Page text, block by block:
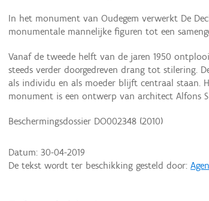
In het monument van Oudegem verwerkt De
monumentale mannelijke figuren tot een
Vanaf de tweede helft van de jaren 1950
steeds verder doorgedreven drang tot stilering.
als individu en als moeder blijft centraal staan.
monument is een ontwerp van architect Alfons
Beschermingsdossier DO002348 (2010)
Datum:30-04-2019
De tekst wordt ter beschikking gesteld door: